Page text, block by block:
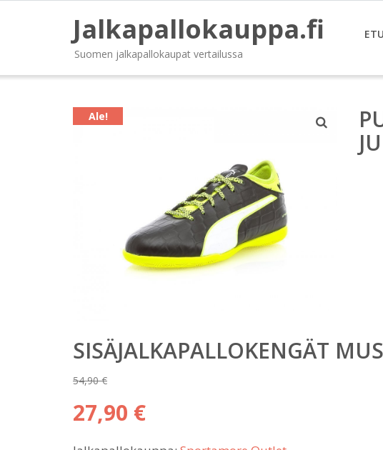
Jalkapallokauppa.fi
Suomen jalkapallokaupat vertailussa
Ale!
SISÄJALKAPALLOKENGÄT
54,90€
Alkuperäinen
hinta
27,90 €